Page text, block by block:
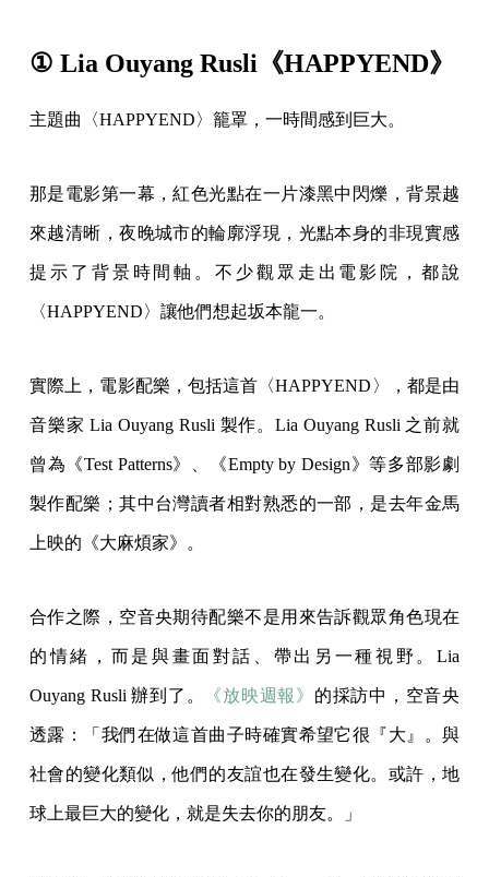
① Lia Ouyang Rusli《HAPPYEND》
主題曲〈HAPPYEND〉籠罩，一時間感到巨大。
那是電影第一幕，紅色光點在一片漆黑中閃爍，背景越
來越清晰，夜晚城市的輪廓浮現，光點本身的非現實感
提示了背景時間軸。不少觀眾走出電影院，都說
〈HAPPYEND〉讓他們想起坂本龍一。
實際上，電影配樂，包括這首〈HAPPYEND〉，都是由
音樂家 Lia Ouyang Rusli 製作。Lia Ouyang Rusli 之前就
曾為《Test Patterns》、《Empty by Design》等多部影劇
製作配樂；其中台灣讀者相對熟悉的一部，是去年金馬
上映的《大麻煩家》。
合作之際，空音央期待配樂不是用來告訴觀眾角色現在
的情緒，而是與畫面對話、帶出另一種視野。Lia
Ouyang Rusli 辦到了。 《放映週報 》 的採訪中，空音央
透露：「我們在做這首曲子時確實希望它很『大』。與
社會的變化類似，他們的友誼也在發生變化。或許，地
球上最巨大的變化，就是失去你的朋友。」